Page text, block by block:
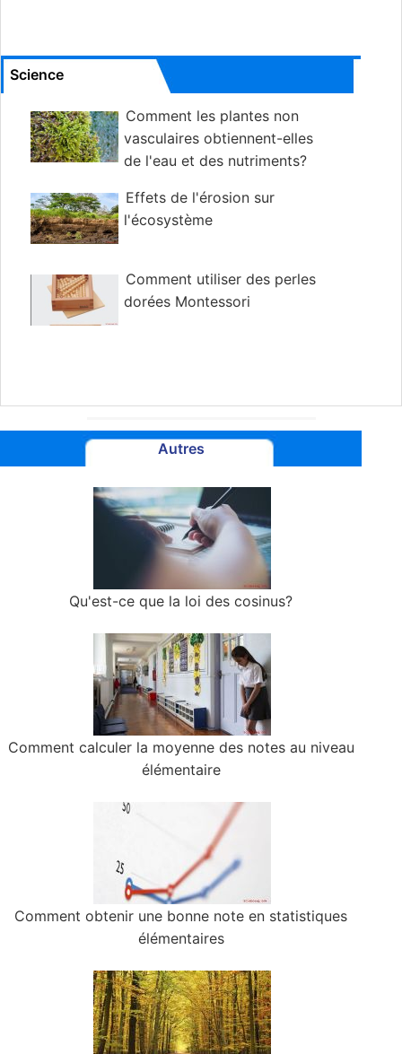
Science
Comment les plantes non
vasculaires obtiennent-elles
de l'eau et des nutriments?
Effets de l'érosion sur
l'écosystème
Comment utiliser des perles
dorées Montessori
Autres
Qu'est-ce que la loi des cosinus?
Comment calculer la moyenne des notes au niveau
élémentaire
Comment obtenir une bonne note en statistiques
élémentaires